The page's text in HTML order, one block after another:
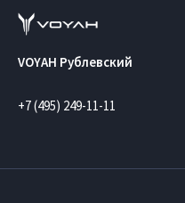
VOYAH Рублевский
+7 (495) 249-11-11